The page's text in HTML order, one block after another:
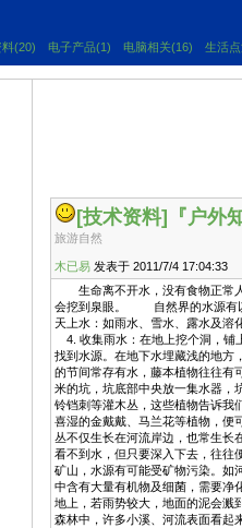
(20) 电子产品(1) 电脑相关(16) 生活
[技术资料] 『户
旅游自然
木已易发表于 2011/7/4 17:04:33
生命离不开水，没有食物正常
会挖到泉眼。 自然界的水源
天上水：如雨水、雪水、露水及
4. 收集雨水：在地上挖个洞，
找到水源。在地下水埋藏浅的地
的节间常存有水，藤本植物往往
米的坑，坑底部中央放一集水器
铃铛刺等灌木丛，这些植物告诉我
喜湿的金戴戴、马兰花等植物，
丛不仅生长在河流岸边，也常生长
看不到水，但只要深入下去，往
矿山，水源有可能受矿物污染。
中含有大量有机物及细菌，需要
地上，若雨势较大，地面的泥会
森林中，许多小溪、河流表面看起